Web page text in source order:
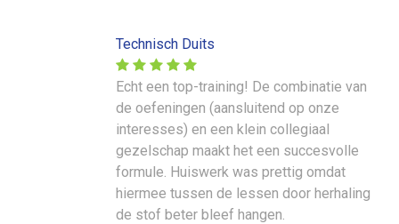
Technisch Duits
Echt een top-training! De combinatie van
de oefeningen (aansluitend op onze
interesses) en een klein collegiaal
gezelschap maakt het een succesvolle
formule. Huiswerk was prettig omdat
hiermee tussen de lessen door herhaling
de stof beter bleef hangen.